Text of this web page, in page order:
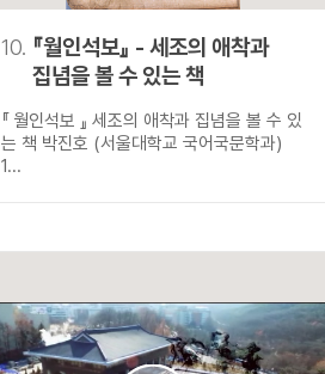
10. 『월인석보』 - 세조의 애착과
집념을 볼 수 있는 책
『 월인석보 』 세조의 애착과 집념을 볼 수 있
는 책 박진호 (서울대학교 국어국문학과)
1...